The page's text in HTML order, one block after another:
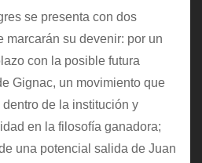
se presenta con dos
marcarán su devenir: por un
con la posible futura
Gignac, un movimiento que
de la institución y
en la filosofía ganadora;
una potencial salida de Juan